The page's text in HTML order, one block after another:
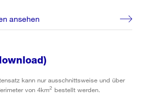
ansehen
kann nur ausschnittsweise und über
von 4km2 bestellt werden.